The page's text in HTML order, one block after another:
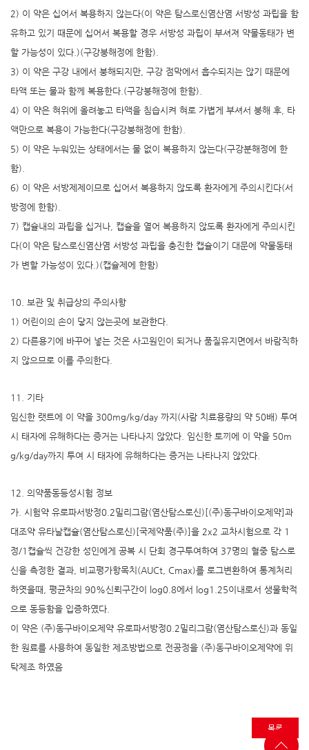
2) 이 약은 십어서 복용하지 않는다(이 약은 탐스로신염산염 서방성 과립을 함
유하고 있기 때문에 십어서 복용할 경우 서방성 과립이 부셔져 약물동태가 변
할 가능성이 있다.)(구강붕해정에 한함).
3) 이 약은 구강 내에서 붕해되지만, 구강 점막에서 흡수되지는 않기 때문에
타액 또는 물과 함께 복용한다.(구강붕해정에 한함).
4) 이 약은 혀위에 올려놓고 타액을 침습시켜 혀로 가볍게 부셔서 붕해 후, 타
액만으로 복용이 가능한다(구강붕해정에 한함).
5) 이 약은 누워있는 상태에서는 물 없이 복용하지 않는다(구강분해정에 한
함).
6) 이 약은 서방제제이므로 십어서 복용하지 않도록 환자에게 주의시킨다(서
방정에 한함).
7) 캡슐내의 과립을 십거나, 캡슐을 열어 복용하지 않도록 환자에게 주의시킨
다(이 약은 탐스로신염산염 서방성 과립을 충진한 캡슐이기 대문에 약물동태
가 변할 가능성이 있다.)(캡슐제에 한함)
10. 보관 및 취급상의 주의사항
1) 어린이의 손이 닿지 않는곳에 보관한다.
2) 다른용기에 바꾸어 넣는 것은 사고원인이 되거나 품질유지면에서 바람직하
지 않으므로 이를 주의한다.
11. 기타
임신한 랫트에 이 약을 300mg/kg/day 까지(사람 치료용량의 약 50배) 투여
시 태자에 유해하다는 증거는 나타나지 않았다. 임신한 토끼에 이 약을 50m
g/kg/day까지 투여 시 태자에 유해하다는 증거는 나타나지 않았다.
12. 의약품동등성시험 정보
가. 시험약 유로파서방정0.2밀리그람(염산탐스로신)[(주)동구바이오제약]과
대조약 유타날캡슐(염산탐스로신)[국제약품(주)]을 2x2 교차시험으로 각 1
정/1캡슐씩 건강한 성인에게 공복 시 단회 경구투여하여 37명의 혈중 탐스로
신을 측정한 결과, 비교평가항목치(AUCt, Cmax)를 로그변환하여 통계처리
하엿을때, 평균차의 90%신뢰구간이 log0.8에서 log1.25이내로서 생물학적
으로 동등함을 입증하였다.
이 약은 (주)동구바이오제약 유로파서방정0.2밀리그람(염산탐스로신)과 동일
한 원료를 사용하여 동일한 제조방법으로 전공정을 (주)동구바이오제약에 위
탁제조 하였음
목록